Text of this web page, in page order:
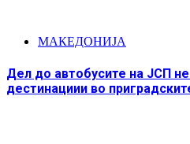
МАКЕДОНИЈА
Дел до автобусите на ЈСП
дестинациии во